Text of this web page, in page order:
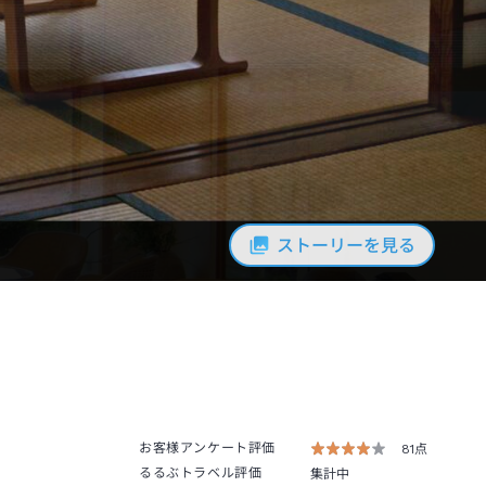
ストーリーを見る
お客様アンケート評価
81点
るるぶトラベル評価
集計中